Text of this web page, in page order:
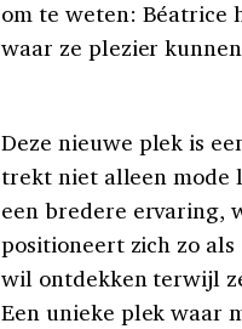
om te weten: Béatrice
waar ze plezier
Deze nieuwe plek is
trekt niet alleen mode
een bredere ervaring,
positioneert zich zo
wil ontdekken terwijl
Een unieke plek waar